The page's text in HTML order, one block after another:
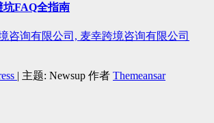
坑FAQ全指南
咨询有限公司, 麦幸跨境咨询有限公司
| 主题: Newsup 作者 Themeansar